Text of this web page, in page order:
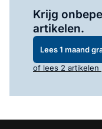
Krijg
artikelen.
Lees 1 maand
of lees 2 artikelen